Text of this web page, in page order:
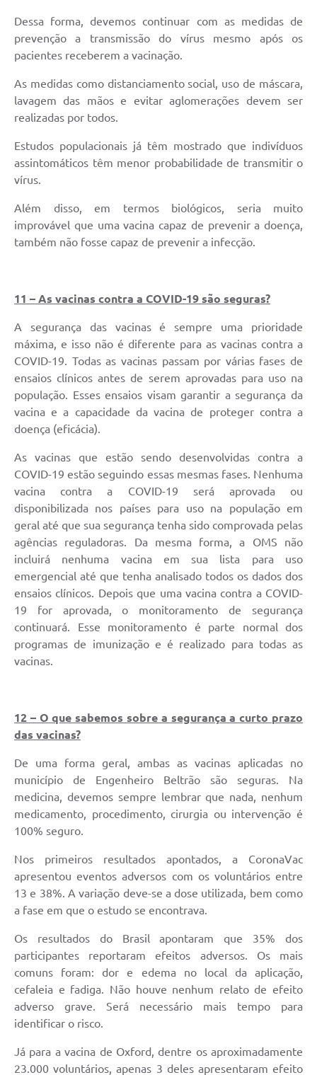
Dessa forma, devemos continuar com as medidas de
prevenção a transmissão do vírus mesmo após os
pacientes receberem a vacinação.
As medidas como distanciamento social, uso de máscara,
lavagem das mãos e evitar aglomerações devem ser
realizadas por todos.
Estudos populacionais já têm mostrado que indivíduos
assintomáticos têm menor probabilidade de transmitir o
vírus.
Além disso, em termos biológicos, seria muito
improvável que uma vacina capaz de prevenir a doença,
também não fosse capaz de prevenir a infecção.
11 – As vacinas contra a COVID-19 são seguras?
A segurança das vacinas é sempre uma prioridade
máxima, e isso não é diferente para as vacinas contra a
COVID-19. Todas as vacinas passam por várias fases de
ensaios clínicos antes de serem aprovadas para uso na
população. Esses ensaios visam garantir a segurança da
vacina e a capacidade da vacina de proteger contra a
doença (eficácia).
As vacinas que estão sendo desenvolvidas contra a
COVID-19 estão seguindo essas mesmas fases. Nenhuma
vacina contra a COVID-19 será aprovada ou
disponibilizada nos países para uso na população em
geral até que sua segurança tenha sido comprovada pelas
agências reguladoras. Da mesma forma, a OMS não
incluirá nenhuma vacina em sua lista para uso
emergencial até que tenha analisado todos os dados dos
ensaios clínicos. Depois que uma vacina contra a COVID-
19 for aprovada, o monitoramento de segurança
continuará. Esse monitoramento é parte normal dos
programas de imunização e é realizado para todas as
vacinas.
12 – O que sabemos sobre a segurança a curto prazo
das vacinas?
De uma forma geral, ambas as vacinas aplicadas no
município de Engenheiro Beltrão são seguras. Na
medicina, devemos sempre lembrar que nada, nenhum
medicamento, procedimento, cirurgia ou intervenção é
100% seguro.
Nos primeiros resultados apontados, a CoronaVac
apresentou eventos adversos com os voluntários entre
13 e 38%. A variação deve-se a dose utilizada, bem como
a fase em que o estudo se encontrava.
Os resultados do Brasil apontaram que 35% dos
participantes reportaram efeitos adversos. Os mais
comuns foram: dor e edema no local da aplicação,
cefaleia e fadiga. Não houve nenhum relato de efeito
adverso grave. Será necessário mais tempo para
identificar o risco.
Já para a vacina de Oxford, dentre os aproximadamente
23.000 voluntários, apenas 3 deles apresentaram efeito